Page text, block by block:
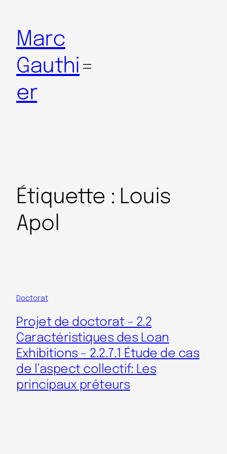
Marc
Gauthi
er
Étiquette : Louis
Apol
Doctorat
Projet de doctorat – 2.2
Caractéristiques des Loan
Exhibitions – 2.2.7.1 Étude de cas
de l’aspect collectif: Les
principaux prêteurs